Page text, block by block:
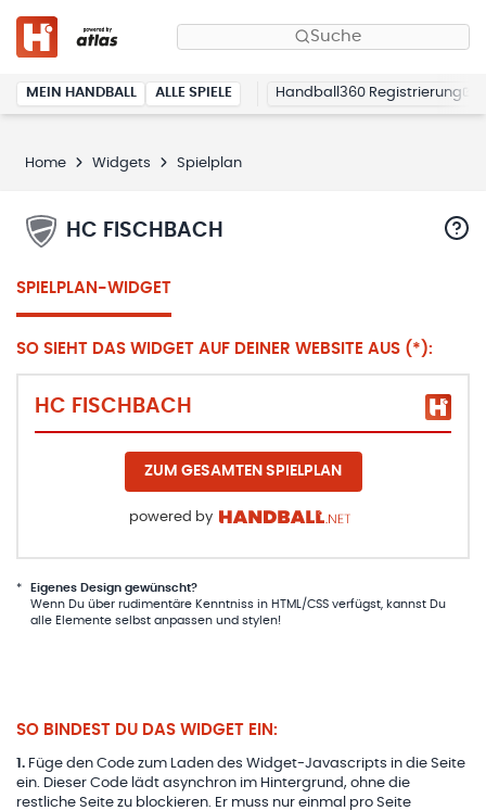
Suche
MEIN HANDBALL ALLE SPIELE Handball360 Registrierung
Home Widgets Spielplan
HC FISCHBACH
SPIELPLAN-WIDGET
SO SIEHT DAS WIDGET AUF DEINER WEBSITE AUS (*):
HC FISCHBACH
ZUM GESAMTEN SPIELPLAN
powered by
*
Eigenes Design gewünscht?
Wenn Du über rudimentäre Kenntniss in HTML/CSS verfügst, kannst Du
alle Elemente selbst anpassen und stylen!
SO BINDEST DU DAS WIDGET EIN:
1 . Füge den Code zum Laden des Widget-Javascripts in die Seite
ein. Dieser Code lädt asynchron im Hintergrund, ohne die
restliche Seite zu blockieren. Er muss nur einmal pro Seite